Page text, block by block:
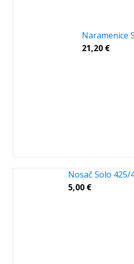
Naramenice
21,20 €
Nosač Solo 425/
5,00 €